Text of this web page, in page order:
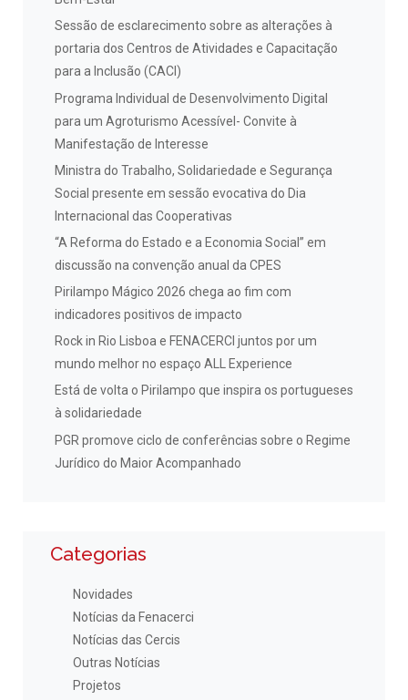
Sessão de esclarecimento sobre as alterações à
portaria dos Centros de Atividades e Capacitação
para a Inclusão (CACI)
Programa Individual de Desenvolvimento Digital
para um Agroturismo Acessível- Convite à
Manifestação de Interesse
Ministra do Trabalho, Solidariedade e Segurança
Social presente em sessão evocativa do Dia
Internacional das Cooperativas
“A Reforma do Estado e a Economia Social” em
discussão na convenção anual da CPES
Pirilampo Mágico 2026 chega ao fim com
indicadores positivos de impacto
Rock in Rio Lisboa e FENACERCI juntos por um
mundo melhor no espaço ALL Experience
Está de volta o Pirilampo que inspira os portugueses
à solidariedade
PGR promove ciclo de conferências sobre o Regime
Jurídico do Maior Acompanhado
Categorias
Novidades
Notícias da Fenacerci
Notícias das Cercis
Outras Notícias
Projetos